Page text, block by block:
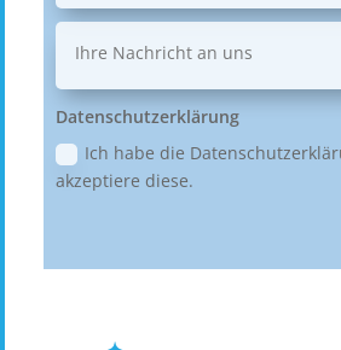
Datenschutzerklärung
Ich habe die
akzeptiere diese.